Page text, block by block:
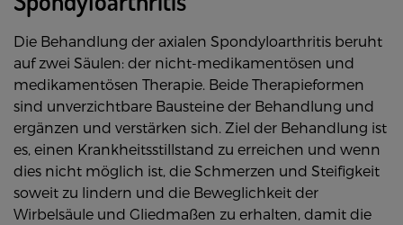
Die Behandlung der axialen Spondyloarthritis beruht
auf zwei Säulen: der nicht-medikamentösen und
medikamentösen Therapie. Beide Therapieformen
sind unverzichtbare Bausteine der Behandlung und
ergänzen und verstärken sich. Ziel der Behandlung ist
es, einen Krankheitsstillstand zu erreichen und wenn
dies nicht möglich ist, die Schmerzen und Steifigkeit
soweit zu lindern und die Beweglichkeit der
Wirbelsäule und Gliedmaßen zu erhalten, damit die